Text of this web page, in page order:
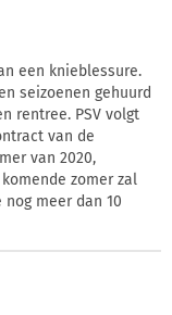
een knieblessure.
seizoenen gehuurd
rentree. PSV volgt
van de
van 2020,
zomer zal
meer dan 10